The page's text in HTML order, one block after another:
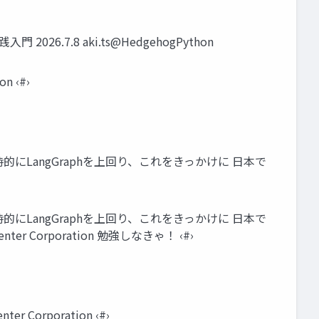
入門 2026.7.8 aki.ts@HedgehogPython
‹#›
にLangGraphを上回り、これをきっかけに 日本で
にLangGraphを上回り、これをきっかけに 日本で
Corporation 勉強しなきゃ！ ‹#›
Corporation ‹#›